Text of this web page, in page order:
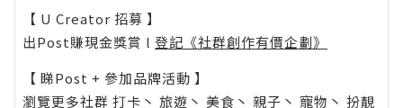
【 U Creator 招募 】
出Post賺現金獎賞 l 登記《社群創作有價企劃》
【 睇Post + 參加品牌活動 】
瀏覽更多社群 打卡 丶 旅遊 丶 美食 丶 親子 丶 寵物 丶 扮靚